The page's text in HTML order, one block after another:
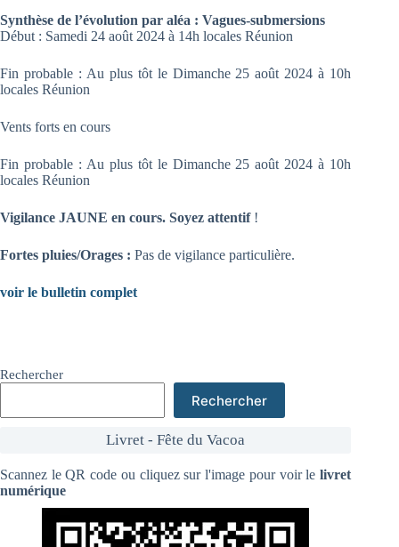
Synthèse de l’évolution par aléa : Vagues-submersions
Début : Samedi 24 août 2024 à 14h locales Réunion
Fin probable : Au plus tôt le Dimanche 25 août 2024 à 10h
locales Réunion
Vents forts en cours
Fin probable : Au plus tôt le Dimanche 25 août 2024 à 10h
locales Réunion
Vigilance JAUNE en cours. Soyez attentif!
Fortes pluies/Orages : Pas de vigilance particulière.
voir le bulletin complet
Rechercher
Rechercher
Livret - Fête du Vacoa
Scannez le QR code ou cliquez sur l'image pour voir lelivret
numérique